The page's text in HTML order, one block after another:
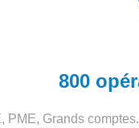
800
PME, Grands